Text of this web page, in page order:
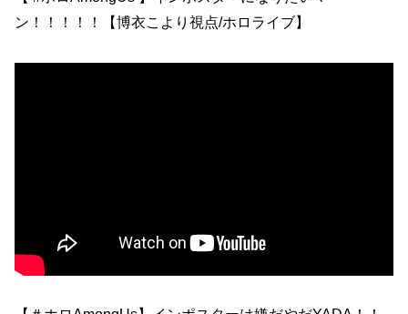
ン！！！！！【博衣こより視点/ホロライブ】